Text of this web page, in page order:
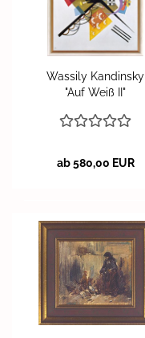
Was­si­ly Kan­din­sky
"Auf Weiß II"
ab 580,00 EUR